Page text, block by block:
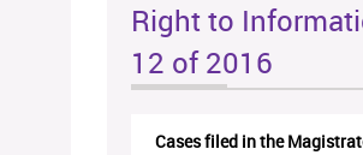
Right to
12 of 2016
Cases filed in the